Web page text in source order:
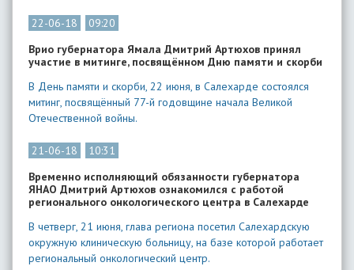
22-06-18
09:20
Врио губернатора Ямала Дмитрий Артюхов принял
участие в митинге, посвящённом Дню памяти и скорби
В День памяти и скорби, 22 июня, в Салехарде состоялся
митинг, посвящённый 77-й годовщине начала Великой
Отечественной войны.
21-06-18
10:31
Временно исполняющий обязанности губернатора
ЯНАО Дмитрий Артюхов ознакомился с работой
регионального онкологического центра в Салехарде
В четверг, 21 июня, глава региона посетил Салехардскую
окружную клиническую больницу, на базе которой работает
региональный онкологический центр.